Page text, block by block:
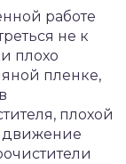
работе
не к
плохо
пленке,
плохой
движение